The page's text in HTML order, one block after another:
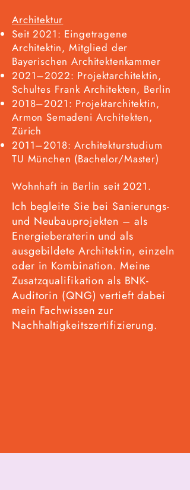
Architektur
Seit 2021: Eingetragene
Architektin, Mitglied der
Bayerischen Architektenkammer
2021–2022: Projektarchitektin,
Schultes Frank Architekten, Berlin
2018–2021: Projektarchitektin,
Armon Semadeni Architekten,
Zürich
2011–2018: Architekturstudium
TU München (Bachelor/Master)
Wohnhaft in Berlin seit 2021.​
Ich begleite Sie bei Sanierungs-
und Neubauprojekten – als
Energieberaterin und als
ausgebildete Architektin, einzeln
oder in Kombination. Meine
Zusatzqualifikation als BNK-
Auditorin (QNG) vertieft dabei
mein Fachwissen zur
Nachhaltigkeitszertifizierung.